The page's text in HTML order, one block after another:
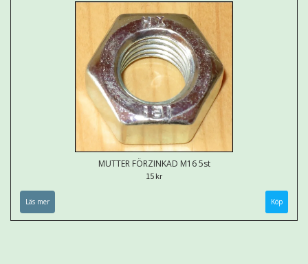
MUTTER FÖRZINKAD M16 5st
15 kr
Läs mer